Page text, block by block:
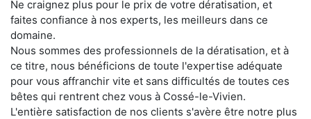
Ne craignez plus pour le prix de votre dératisation, et
faites confiance à nos experts, les meilleurs dans ce
domaine.
Nous sommes des professionnels de la dératisation, et à
ce titre, nous bénéficions de toute l'expertise adéquate
pour vous affranchir vite et sans difficultés de toutes ces
bêtes qui rentrent chez vous à Cossé-le-Vivien.
L'entière satisfaction de nos clients s'avère être notre plus